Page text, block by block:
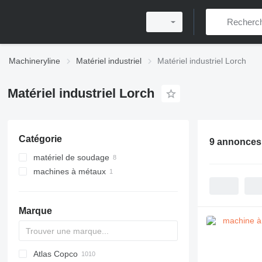
Machineryline Matériel industriel Matériel industriel Lorch
Matériel industriel Lorch
Catégorie
matériel de soudage
groupes de soudure sur remorque
machines à métaux
Marque
PDS
APD
AB
Ensis
VZ
AG3
Atlas Copco
9